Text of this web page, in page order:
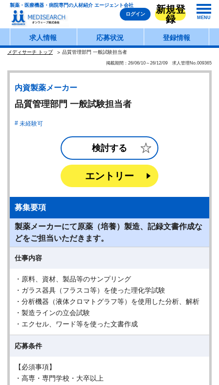
製薬・医療機器・病院専門の人材紹介 エージェント会社
ログイン
新規登
録
MENU
求人情報 応募状況 登録情報
メディサーチ トップ 品質管理部門 一般試験担当者
掲載期間：26/06/10～26/12/09 求人管理No.009365
内資製薬メーカー
品質管理部門 一般試験担当者
未経験可
検討する
エントリー
募集要項
製薬メーカーにて原薬（培養）製造、記録文書作成な
どをご担当いただきます。
仕事内容
・原料、資材、製品等のサンプリング
・ガラス器具（フラスコ等）を使った理化学試験
・分析機器（液体クロマトグラフ等）を使用した分析、解析
・製造ラインの立会試験
・エクセル、ワード等を使った文書作成
応募条件
【必須事項】
・高専・専門学校・大卒以上